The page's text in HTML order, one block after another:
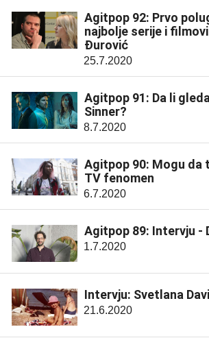
Agitpop 92: Prvo
najbolje serije i
Đurović
25.7.2020
Agitpop 91: Da li
Sinner?
8.7.2020
Agitpop 90: Mogu da
TV fenomen
6.7.2020
Agitpop 89: Intervju -
1.7.2020
Intervju: Svetlana
21.6.2020